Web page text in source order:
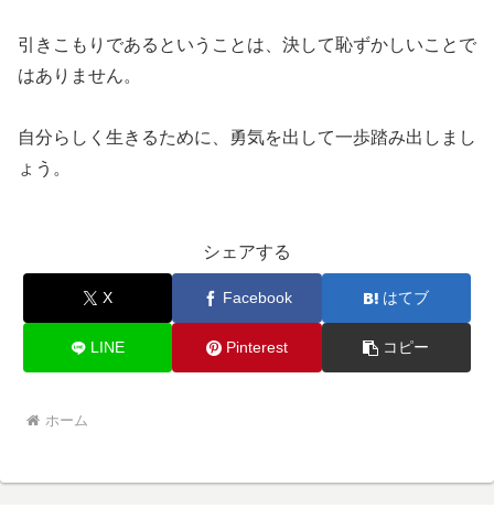
引きこもりであるということは、決して恥ずかしいことで
はありません。
自分らしく生きるために、勇気を出して一歩踏み出しまし
ょう。
シェアする
X Facebook はてブ
LINE Pinterest コピー
ホーム